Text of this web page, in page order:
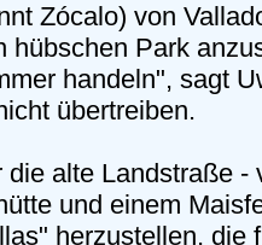
Zócalo) von
hübschen Park
handeln", sagt
übertreiben.
alte Landstraße -
und einem
herzustellen, die